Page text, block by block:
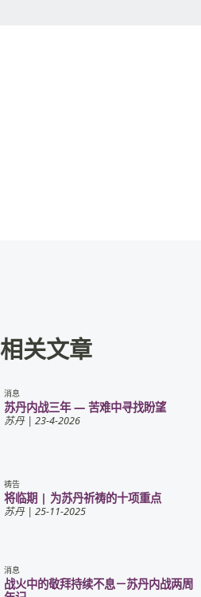
相关文章
消息
苏丹内战三年 — 苦难中寻找盼望
苏丹 | 23-4-2026
祷告
将临期 | 为苏丹祈祷的十项重点
苏丹 | 25-11-2025
消息
战火中的敬拜持续不息－苏丹内战两周